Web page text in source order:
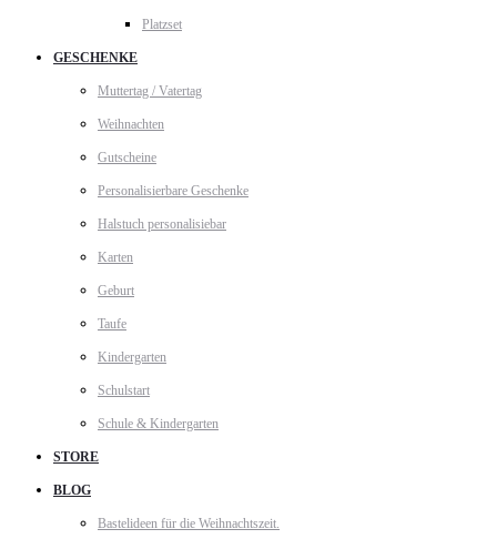
Platzset
GESCHENKE
Muttertag / Vatertag
Weihnachten
Gutscheine
Personalisierbare Geschenke
Halstuch personalisiebar
Karten
Geburt
Taufe
Kindergarten
Schulstart
Schule & Kindergarten
STORE
BLOG
Bastelideen für die Weihnachtszeit.